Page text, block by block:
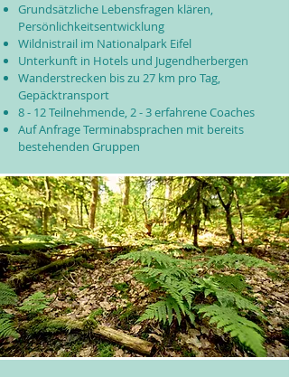
Grundsätzliche Lebensfragen klären,
Persönlichkeitsentwicklung
Wildnistrail im Nationalpark Eifel
Unterkunft in Hotels und Jugendherbergen
Wanderstrecken bis zu 27 km pro Tag,
Gepäcktransport
8 - 12 Teilnehmende, 2 - 3 erfahrene Coaches
Auf Anfrage Terminabsprachen mit bereits
bestehenden Gruppen